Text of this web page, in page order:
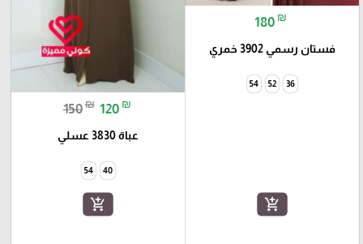
180 ₪
فستان رسمي 3902 خمري
36
52
54
add_shopping_cart
150₪ 120 ₪
عباة 3830 عسلي
40
54
add_shopping_cart